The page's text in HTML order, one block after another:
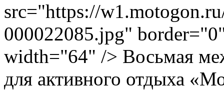
src="https://
000022085.jpg"
width="64" /> Восьмая
для активного отдыха